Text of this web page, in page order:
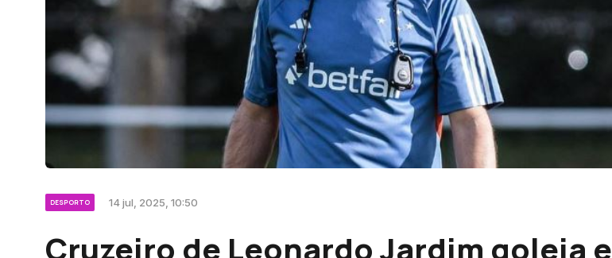
DESPORTO 14 jul, 2025, 10:50
Cruzeiro de Leonardo Jardim goleia e